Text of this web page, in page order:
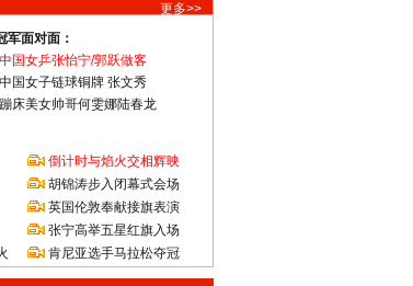
更多>>
军面对面：
中国女乒张怡宁/郭跃做客
中国女子链球铜牌 张文秀
蹦床美女帅哥何雯娜陆春龙
倒计时与焰火交相辉映
胡锦涛步入闭幕式会场
英国伦敦奉献接旗表演
张宁高举五星红旗入场
肯尼亚选手马拉松夺冠